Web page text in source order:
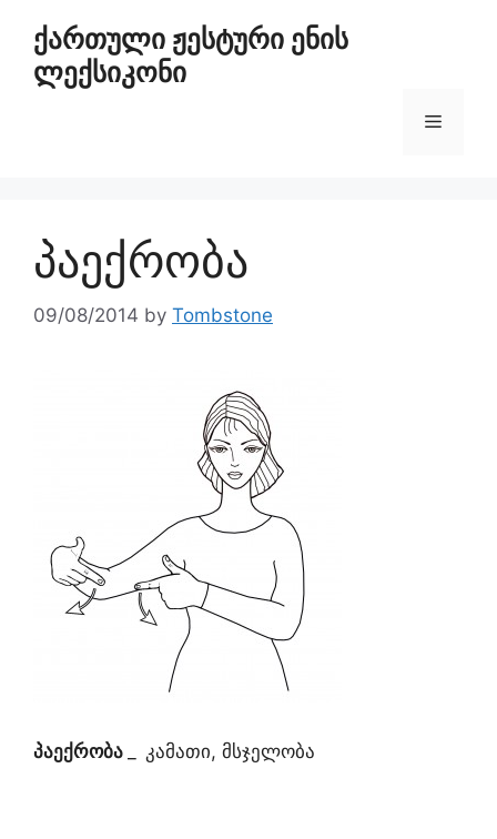
ქართული ჟესტური ენის
ლექსიკონი
პაექრობა
09/08/2014 by Tombstone
პაექრობა კამათი, მსჯელობა